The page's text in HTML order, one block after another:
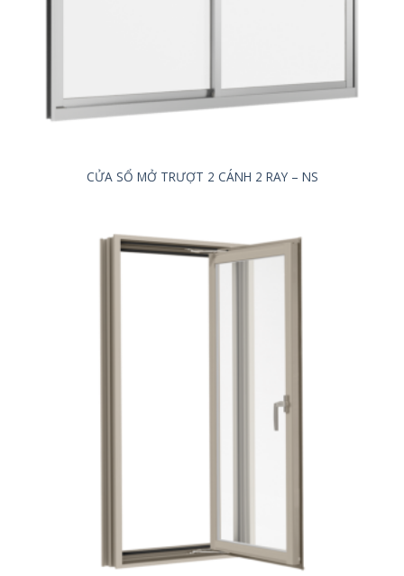
CỬA SỔ MỞ TRƯỢT 2 CÁNH 2 RAY – NS